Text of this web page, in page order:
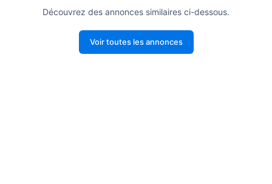
Découvrez des annonces similaires ci-dessous.
Voir toutes les annonces